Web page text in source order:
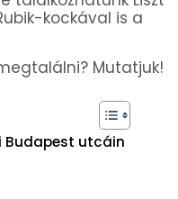
kockával is a
Mutatjuk!
Budapest utcáin